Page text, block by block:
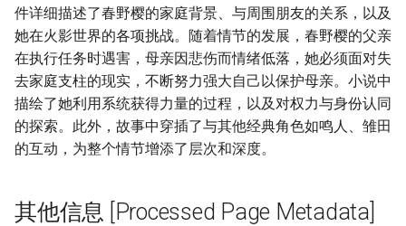
件详细描述了春野樱的家庭背景、与周围朋友的关系，以及
她在火影世界的各项挑战。随着情节的发展，春野樱的父亲
在执行任务时遇害，母亲因悲伤而情绪低落，她必须面对失
去家庭支柱的现实，不断努力强大自己以保护母亲。小说中
描绘了她利用系统获得力量的过程，以及对权力与身份认同
的探索。此外，故事中穿插了与其他经典角色如鸣人、雏田
的互动，为整个情节增添了层次和深度。
其他信息 [Processed Page Metadata]